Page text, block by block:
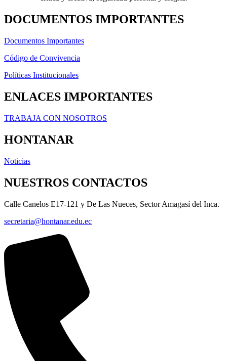
DOCUMENTOS IMPORTANTES
Documentos Importantes
Código de Convivencia
Políticas Institucionales
ENLACES IMPORTANTES
TRABAJA CON NOSOTROS
HONTANAR
Noticias
NUESTROS CONTACTOS
Calle Canelos E17-121 y De Las Nueces, Sector Amagasí del Inca.
secretaria@hontanar.edu.ec